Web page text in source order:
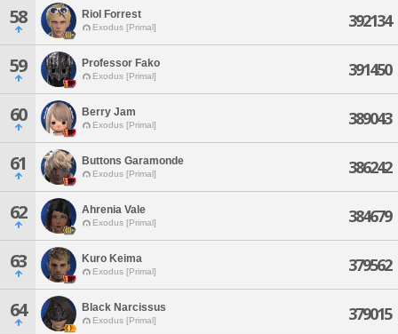
58 Riol Forrest
Exodus [Primal] 392134
59 Professor Fako
Exodus [Primal] 391450
60 Berry Jam
Exodus [Primal] 389043
61 Buttons Garamonde
Exodus [Primal] 386242
62 Ahrenia Vale
Exodus [Primal] 384679
63 Kuro Keima
Exodus [Primal] 379562
64 Black Narcissus
Exodus [Primal] 379015